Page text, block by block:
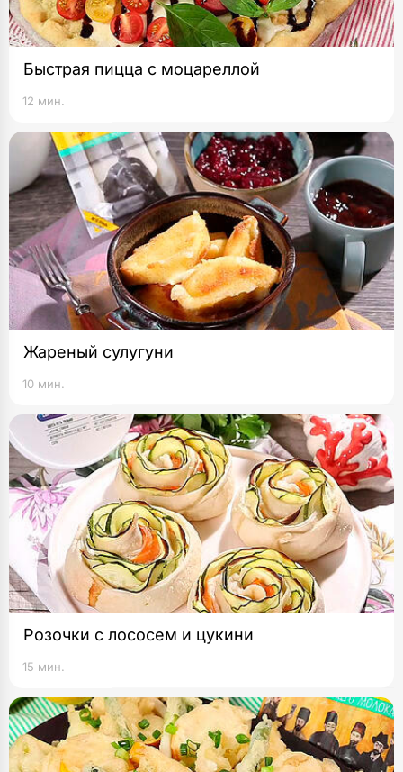
Быстрая пицца с моцареллой
12 мин.
Жареный сулугуни
10 мин.
Розочки с лососем и цукини
15 мин.